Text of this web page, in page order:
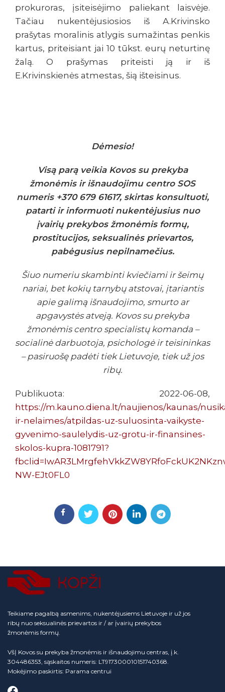
prokuroras, įsiteisėjimo paliekant laisvėje.
Tačiau nukentėjusiosios iš A.Krivinsko
prašytas moralinis atlygis sumažintas penkis
kartus, priteisiant jai 10 tūkst. eurų neturtinę
žalą. O prašymas priteisti ją ir iš
E.Krivinskienės atmestas, šią išteisinus.
Dėmesio!
Visą parą veikia Kovos su prekyba
žmonėmis ir išnaudojimu centro SOS
numeris +370 679 61617, skirtas konsultuoti,
patarti ir informuoti nukentėjusius nuo
įvairių prekybos žmonėmis formų,
prostitucijos, seksualinės prievartos,
pabėgusius nepilnamečius.
Šiuo numeriu skambinti kviečiami ir šeimų
nariai, bet kokių tarnybų atstovai, įtariantis
apie galimą išnaudojimo, smurto ar
apgavystės atveją. Kovos su prekyba
žmonėmis centro specialistų komanda –
socialinė darbuotoja, psichologė ir teisininkas
– pasiruošę padėti tiek Lietuvoje, tiek už jos
ribų.
Publikuota: 2022-06-08,
https://m.kauno.diena.lt/naujienos/kaunas/
ir-nelaimes/atpildas-uz-suluosinta-vaikyste-
gyvenimo-saulelydis-uz-grotu-ir-finansines-
skolos-kupra-1081791?
NW-EJt0FL0
Teikiame pagalbą asmenims, nukentėjusiems Lietuvoje ir už jos
ribų nuo seksualinės prievartos ir / ar įvairių prekybos
žmonėmis formų.
VšĮ Kovos su prekyba žmonėmis ir išnaudojimu centras, į.k.
304486353, sąskaitos numeris: LT917300010151740368.
Mokėjimo paskirtis: Parama centrui